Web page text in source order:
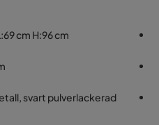
cm H:96 cm
svart pulverlackerad